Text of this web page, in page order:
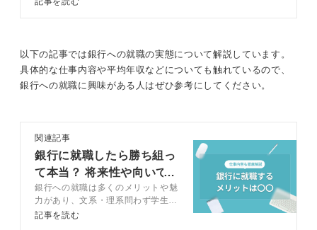
で、今の自分の意見と意欲をしっかりと表現してくださ
い。
0
ャリアコンサルタントが解説しま
す。
以下の記事では銀行への就職の実態について解説しています。
具体的な仕事内容や平均年収などについても触れているので、
銀行への就職に興味がある人はぜひ参考にしてください。
関連記事
銀行に就職したら勝ち組っ
て本当？ 将来性や向いて
いる人の特徴
銀行への就職は多くのメリットや魅
力があり、文系・理系問わず学生か
らの人気が高いです。しかし、具体
記事を読む